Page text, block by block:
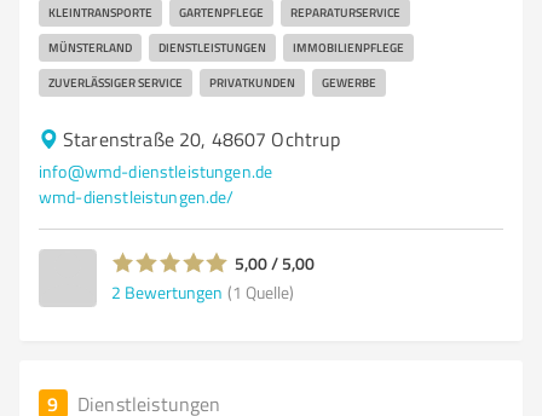
KLEINTRANSPORTE GARTENPFLEGE REPARATURSERVICE
MÜNSTERLAND DIENSTLEISTUNGEN IMMOBILIENPFLEGE
ZUVERLÄSSIGER SERVICE PRIVATKUNDEN GEWERBE
Starenstraße 20, 48607 Ochtrup
info@wmd-dienstleistungen.de
wmd-dienstleistungen.de/
5,00 / 5,00
2 Bewertungen (1 Quelle)
9 Dienstleistungen